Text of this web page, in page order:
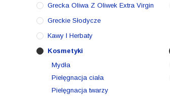
Grecka Oliwa Z Oliwek Extra Virgin
Greckie Słodycze
Kawy I Herbaty
Kosmetyki
Mydła
Pielęgnacja ciała
Pielęgnacja twarzy